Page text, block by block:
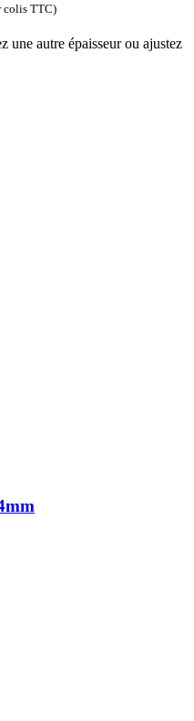
colis TTC)
une autre épaisseur ou ajustez